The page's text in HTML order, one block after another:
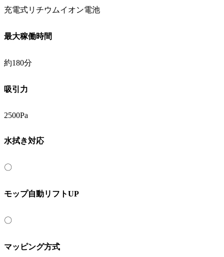
充電式リチウムイオン電池
最大稼働時間
約180分
吸引力
2500Pa
水拭き対応
〇
モップ自動リフトUP
〇
マッピング方式